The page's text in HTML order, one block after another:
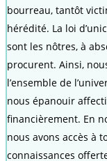
bourreau, tantôt
hérédité. La loi
sont les nôtres, à
procurent. Ainsi,
l’ensemble de
nous épanouir
financièrement. En
nous avons accès à
connaissances